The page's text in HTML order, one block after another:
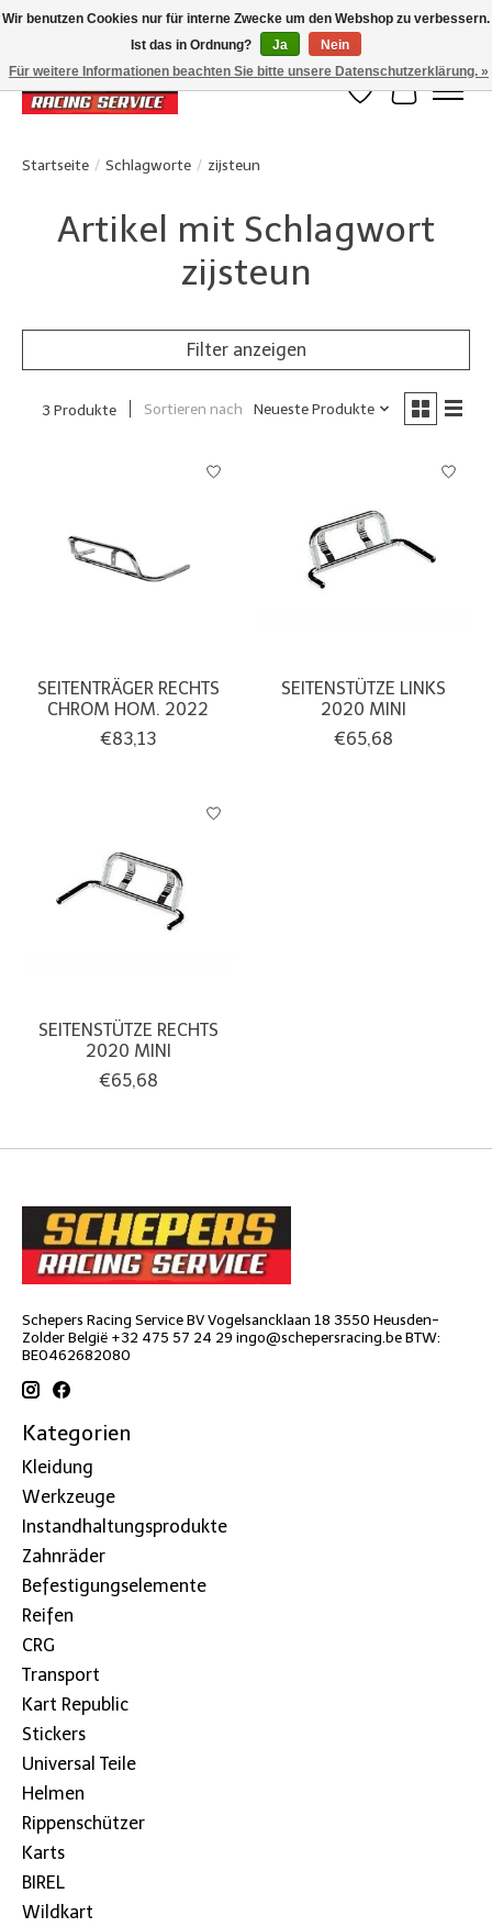
Klanten beoordelen ons met een 4,8/5 op Google reviews
Wunschzettel
Ihr
Startseite / Schlagworte / zijsteun
Artikel mit Schlagwort
zijsteun
Filter anzeigen
3 Produkte Sortieren nach Neueste Produkte
SEITENTRÄGER RECHTS
CHROM HOM. 2022
€83,13
SEITENSTÜTZE LINKS
2020 MINI
€65,68
SEITENSTÜTZE RECHTS
2020 MINI
€65,68
Schepers Racing Service BV Vogelsancklaan 18 3550 Heusden-
Zolder België +32 475 57 24 29 ingo@schepersracing.beBTW:
BE0462682080
Kategorien
Kleidung
Werkzeuge
Instandhaltungsprodukte
Zahnräder
Befestigungselemente
Reifen
CRG
Transport
Kart Republic
Stickers
Universal Teile
Helmen
Rippenschützer
Karts
BIREL
Wildkart
Wir benutzen Cookies nur für interne Zwecke um den Webshop zu verbessern.
Ist das in Ordnung?
Ja
Nein
Für weitere Informationen beachten Sie bitte unsere Datenschutzerklärung. »